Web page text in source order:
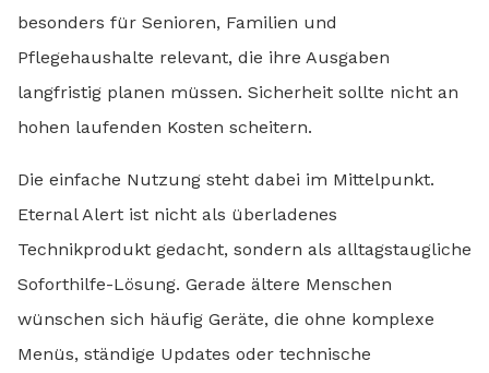
besonders für Senioren, Familien und
Pflegehaushalte relevant, die ihre Ausgaben
langfristig planen müssen. Sicherheit sollte nicht an
hohen laufenden Kosten scheitern.
Die einfache Nutzung steht dabei im Mittelpunkt.
Eternal Alert ist nicht als überladenes
Technikprodukt gedacht, sondern als alltagstaugliche
Soforthilfe-Lösung. Gerade ältere Menschen
wünschen sich häufig Geräte, die ohne komplexe
Menüs, ständige Updates oder technische